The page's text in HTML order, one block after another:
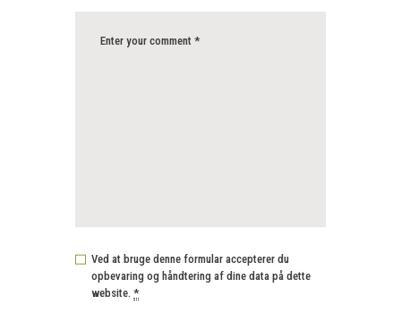
Ved at bruge denne formular accepterer du
opbevaring og håndtering af dine data på dette
website.*